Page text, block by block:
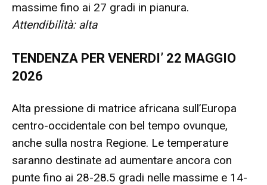
massime fino ai 27 gradi in pianura.
Attendibilità: alta
TENDENZA PER VENERDI’ 22 MAGGIO
2026
Alta pressione di matrice africana sull’Europa
centro-occidentale con bel tempo ovunque,
anche sulla nostra Regione. Le temperature
saranno destinate ad aumentare ancora con
punte fino ai 28-28.5 gradi nelle massime e 14-